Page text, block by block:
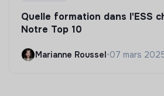
Quelle formation dans l'ESS
Notre Top 10
Marianne Roussel•07 mars